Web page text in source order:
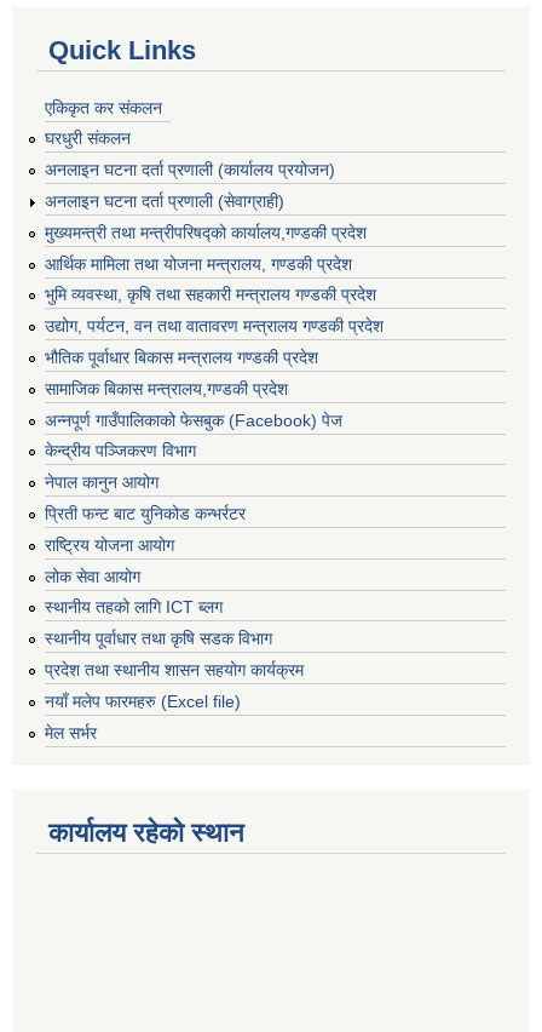
Quick Links
एकिकृत कर संकलन
घरधुरी संकलन
अनलाइन घटना दर्ता प्रणाली (कार्यालय प्रयोजन)
अनलाइन घटना दर्ता प्रणाली (सेवाग्राही)
मुख्यमन्त्री तथा मन्त्रीपरिषद्को कार्यालय,गण्डकी प्रदेश
आर्थिक मामिला तथा योजना मन्त्रालय, गण्डकी प्रदेश
भुमि व्यवस्था, कृषि तथा सहकारी मन्त्रालय गण्डकी प्रदेश
उद्योग, पर्यटन, वन तथा वातावरण मन्त्रालय गण्डकी प्रदेश
भौतिक पूर्वाधार बिकास मन्त्रालय गण्डकी प्रदेश
सामाजिक बिकास मन्त्रालय,गण्डकी प्रदेश
अन्नपूर्ण गाउँपालिकाको फेसबुक (Facebook) पेज
केन्द्रीय पञ्जिकरण विभाग
नेपाल कानुन आयोग
प्रिती फन्ट बाट युनिकोड कन्भर्रटर
राष्ट्रिय योजना आयोग
लोक सेवा आयोग
स्थानीय तहको लागि ICT ब्लग
स्थानीय पूर्वाधार तथा कृषि सडक विभाग
प्रदेश तथा स्थानीय शासन सहयोग कार्यक्रम
नयाँ मलेप फारमहरु (Excel file)
मेल सर्भर
कार्यालय रहेको स्थान